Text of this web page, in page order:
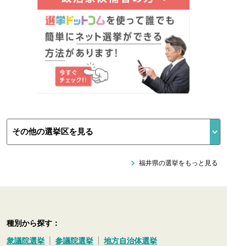
福井県の選挙をもっと見る
種別から探す：
衆議院選挙 参議院選挙 地方自治体選挙